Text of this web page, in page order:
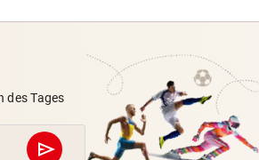
des Tages
send
Abschicken